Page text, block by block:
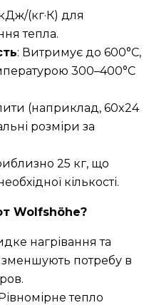
(кг·К) для
тепла.
: Витримує до 600°C,
300–400°C
(наприклад, 60x24
розміри за
25 кг, що
кількості.
Wolfshöhe?
нагрівання та
зменшують потребу в
тепло